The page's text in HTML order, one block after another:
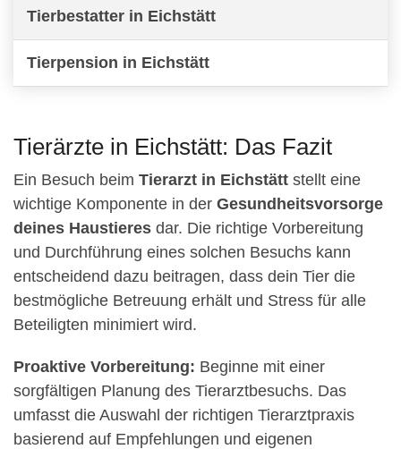
Tierbestatter in Eichstätt
Tierpension in Eichstätt
Tierärzte in Eichstätt: Das Fazit
Ein Besuch beim Tierarzt in Eichstätt stellt eine
wichtige Komponente in der Gesundheitsvorsorge
deines Haustieres dar. Die richtige Vorbereitung
und Durchführung eines solchen Besuchs kann
entscheidend dazu beitragen, dass dein Tier die
bestmögliche Betreuung erhält und Stress für alle
Beteiligten minimiert wird.
Proaktive Vorbereitung: Beginne mit einer
sorgfältigen Planung des Tierarztbesuchs. Das
umfasst die Auswahl der richtigen Tierarztpraxis
basierend auf Empfehlungen und eigenen